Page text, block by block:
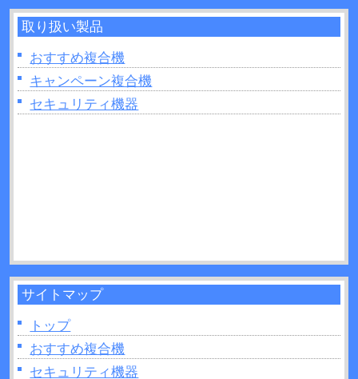
るのはなぜ？原因や対処法など解説！
2026年06月26日：複合機で製本はできるの？製本
を行う場合のポイントを紹介！
2026年06月26日：複合機の印刷がうまくいかない
ときは読み取り部分（ガラス面）の掃除をしてみ
よう！
取り扱い製品
おすすめ複合機
キャンペーン複合機
セキュリティ機器
サイトマップ
トップ
おすすめ複合機
セキュリティ機器